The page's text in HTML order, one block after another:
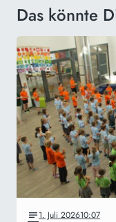
Das könnte
1. Juli 202610:07